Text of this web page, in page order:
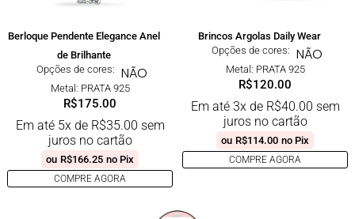
Berloque Pendente Elegance Anel
de Brilhante
Opções de cores: NÃO
Metal: PRATA 925
R$175.00
Em até 5x de R$35.00 sem
juros no cartão
ou R$166.25 no Pix
COMPRE AGORA
Brincos Argolas Daily Wear
Opções de cores: NÃO
Metal: PRATA 925
R$120.00
Em até 3x de R$40.00 sem
juros no cartão
ou R$114.00 no Pix
COMPRE AGORA